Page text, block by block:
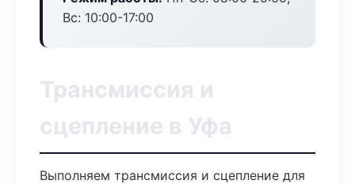
Вс: 10:00-17:00
Трансмиссия и
сцепление в Уфа
Выполняем трансмиссия и сцепление для